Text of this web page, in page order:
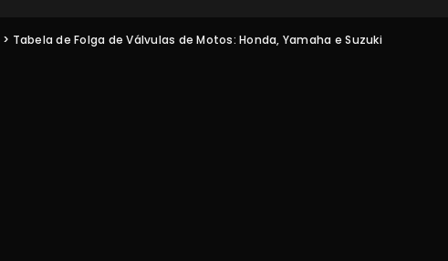
> Tabela de Folga de Válvulas de Motos: Honda, Yamaha e Suzuki